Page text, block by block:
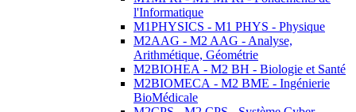
l'Informatique
M1PHYSICS - M1 PHYS - Physique
M2AAG - M2 AAG - Analyse,
Arithmétique, Géométrie
M2BIOHEA - M2 BH - Biologie et Santé
M2BIOMECA - M2 BME - Ingénierie
BioMédicale